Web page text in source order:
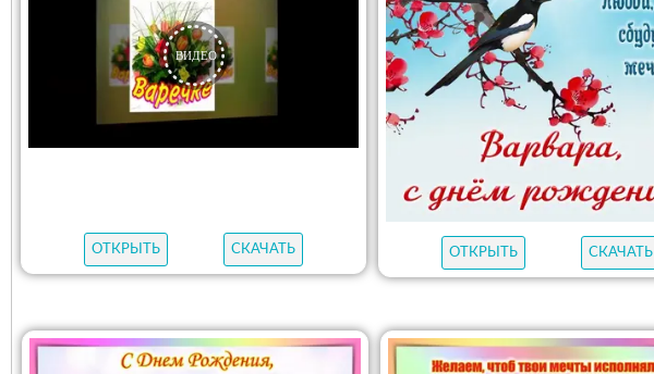
ОТКРЫТЬ СКАЧАТЬ ОТКРЫТЬ СКАЧАТЬ